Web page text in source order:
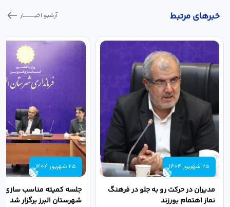
خبر‌های مرتبط آرشیو اخبـــــــــــار
25 شهریور 1404
مدیران در حرکت رو به جلو در فرهنگ
نماز اهتمام بورزند
25 شهریور 1404
جلسه کمیته مناسب سازی
شهرستان البرز برگزار شد